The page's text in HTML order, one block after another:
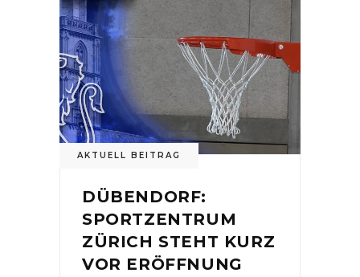
AKTUELL BEITRAG
DÜBENDORF:
SPORTZENTRUM
ZÜRICH STEHT KURZ
VOR ERÖFFNUNG